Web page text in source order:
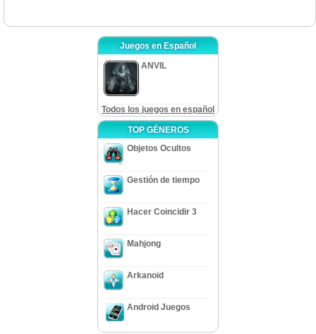
Juegos en Español
ANVIL
Todos los juegos en español
TOP GÉNEROS
Objetos Ocultos
Gestión de tiempo
Hacer Coincidir 3
Mahjong
Arkanoid
Android Juegos